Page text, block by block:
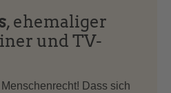
, ehemaliger
und TV-
Dass sich